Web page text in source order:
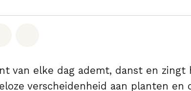
van elke dag ademt, danst en zingt
verscheidenheid aan planten en